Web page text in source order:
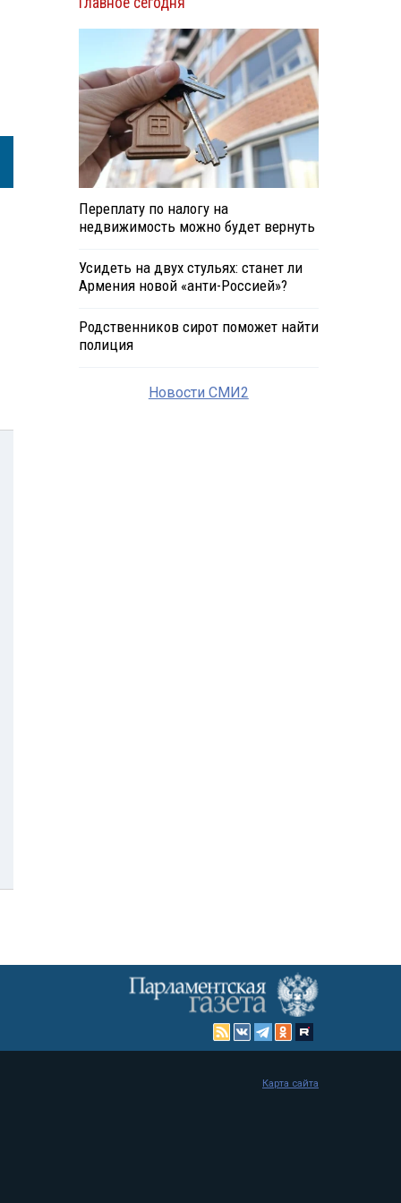
Переплату по налогу на
недвижимость можно будет вернуть
Усидеть на двух стульях: станет ли
Армения новой «анти-Россией»?
Родственников сирот поможет найти
полиция
Новости СМИ2
Карта сайта